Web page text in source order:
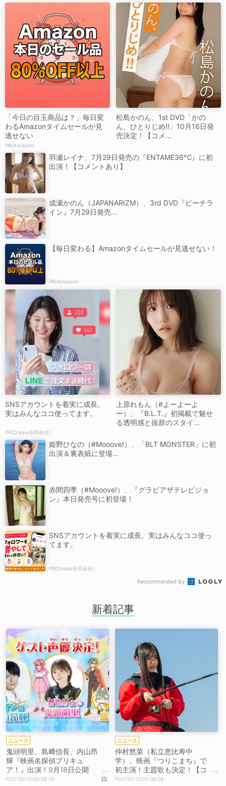
「今日の目玉商品は？」毎日変
わるAmazonタイムセールが見
逃せない
PR(Amazon)
松島かのん、1st DVD「かの
ん、ひとりじめ!!」10月16日発
売決定！【コメ...
羽瀬レイナ、7月29日発売の『ENTAME36℃』に初
出演！【コメントあり】
成瀬かのん（JAPANARIZM）、3rd DVD『ピーチラ
イン』7月29日発売...
【毎日変わる】Amazonタイムセールが見逃せない！
PR(Amazon)
SNSアカウントを着実に成長。
実はみんなココ使ってます。
PR(Dreaw合同会社)
上原れもん（#よーよーよ
ー）、『B.L.T.』初掲載で魅せ
る透明感と抜群のスタイ...
姫野ひなの（#Mooove!）、「BLT MONSTER」に初
出演＆裏表紙に登場...
赤間四季（#Mooove!）、『グラビアザテレビジョ
ン』本日発売号に初登場！
SNSアカウントを着実に成長。実はみんなココ使っ
てます。
PR(Dreaw合同会社)
Recommended by
新着記事
ニュース
鬼頭明里、島﨑信長、内山昂
輝『映画名探偵プリキュ
ア！』出演！9月18日公開
【コメントあり】
2026.08.09
ニュース
仲村悠菜（私立恵比寿中
学）、映画『つりこまち』で
初主演！主題歌も決定！【コ
メントあり】
2026.08.08